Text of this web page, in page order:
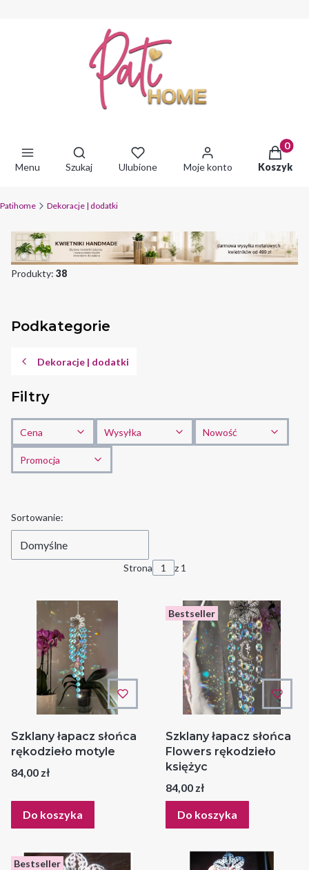
Menu
Otwórz wyszukiwarkę
Szukaj Ulubione Moje konto Koszyk
Patihome Dekoracje | dodatki
Produkty: 38
Podkategorie
Dekoracje | dodatki
Filtry
Cena Wysyłka Nowość
Promocja
Lista produktów
Sortowanie:
Domyślne
Strona z 1
Szklany łapacz słońca
rękodzieło motyle
Cena
84,00 zł
Do koszyka
Bestseller
Szklany łapacz słońca
Flowers rękodzieło
księżyc
Cena
84,00 zł
Do koszyka
Bestseller